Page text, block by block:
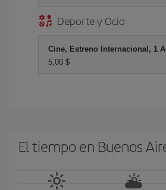
Deporte y Ocio
Cine, Estreno Internacional, 1
5,00 $
El tiempo en Buenos